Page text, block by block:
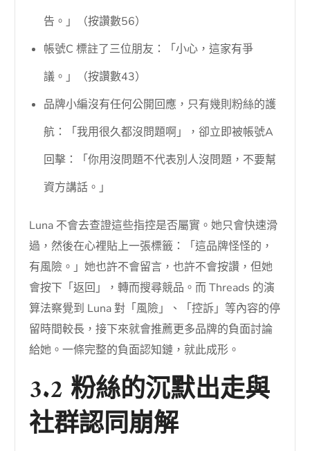
告。」（按讚數56）
帳號C 標註了三位朋友：「小心，這家有爭
議。」（按讚數43）
品牌小編沒有任何公開回應，只有幾則粉絲的護
航：「我用很久都沒問題啊」，卻立即被帳號A
回擊：「你用沒問題不代表別人沒問題，不要幫
資方講話。」
Luna 不會去查證這些指控是否屬實。她只會快速滑
過，然後在心裡貼上一張標籤：「這品牌怪怪的，
有風險。」她也許不會留言，也許不會按讚，但她
會按下「返回」，轉而搜尋競品。而 Threads 的演
算法察覺到 Luna 對「風險」、「控訴」等內容的停
留時間較長，接下來就會推薦更多品牌的負面討論
給她。一條完整的負面認知鏈，就此成形。
3.2 粉絲的沉默出走與
社群認同崩解